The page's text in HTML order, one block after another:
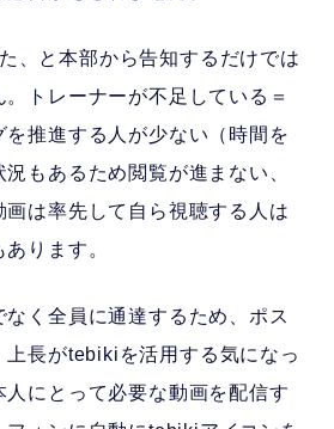
、と本部から告知するだけでは
トレーナーが不足している＝
推進する人が少ない（時間を
もあるため閲覧が進まない、
画は率先して自ら視聴する人は
ります。
く全員に通達するため、ポス
上長がtebikiを活用する気になっ
にとって必要な動画を配信す